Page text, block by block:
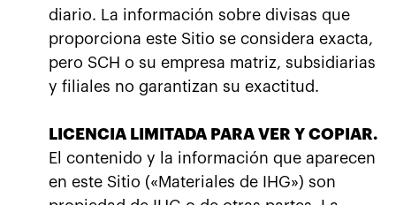
diario. La información sobre divisas que
proporciona este Sitio se considera exacta,
pero SCH o su empresa matriz, subsidiarias
y filiales no garantizan su exactitud.
LICENCIA LIMITADA PARA VER Y COPIAR.
El contenido y la información que aparecen
en este Sitio («Materiales de IHG») son